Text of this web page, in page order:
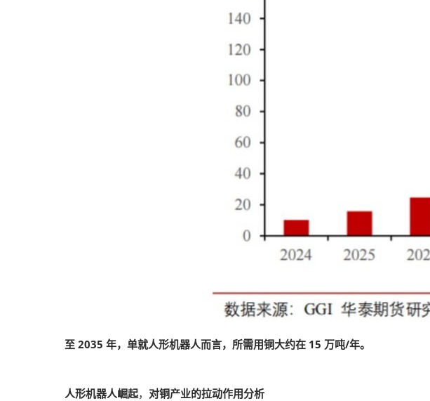
至 2035 年，单就人形机器人而言，所需用铜大约在 15 万吨/年。
人形机器人崛起， 对铜产业的拉动作用分析